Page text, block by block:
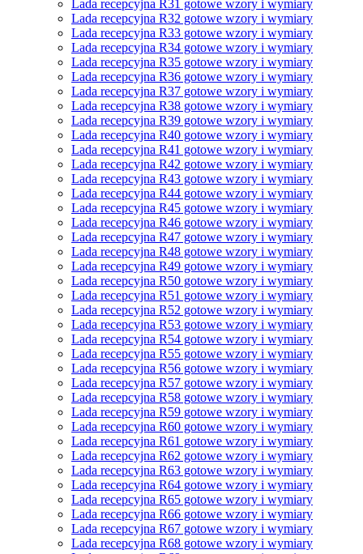
Lada recepcyjna R31 gotowe wzory i wymiary
Lada recepcyjna R32 gotowe wzory i wymiary
Lada recepcyjna R33 gotowe wzory i wymiary
Lada recepcyjna R34 gotowe wzory i wymiary
Lada recepcyjna R35 gotowe wzory i wymiary
Lada recepcyjna R36 gotowe wzory i wymiary
Lada recepcyjna R37 gotowe wzory i wymiary
Lada recepcyjna R38 gotowe wzory i wymiary
Lada recepcyjna R39 gotowe wzory i wymiary
Lada recepcyjna R40 gotowe wzory i wymiary
Lada recepcyjna R41 gotowe wzory i wymiary
Lada recepcyjna R42 gotowe wzory i wymiary
Lada recepcyjna R43 gotowe wzory i wymiary
Lada recepcyjna R44 gotowe wzory i wymiary
Lada recepcyjna R45 gotowe wzory i wymiary
Lada recepcyjna R46 gotowe wzory i wymiary
Lada recepcyjna R47 gotowe wzory i wymiary
Lada recepcyjna R48 gotowe wzory i wymiary
Lada recepcyjna R49 gotowe wzory i wymiary
Lada recepcyjna R50 gotowe wzory i wymiary
Lada recepcyjna R51 gotowe wzory i wymiary
Lada recepcyjna R52 gotowe wzory i wymiary
Lada recepcyjna R53 gotowe wzory i wymiary
Lada recepcyjna R54 gotowe wzory i wymiary
Lada recepcyjna R55 gotowe wzory i wymiary
Lada recepcyjna R56 gotowe wzory i wymiary
Lada recepcyjna R57 gotowe wzory i wymiary
Lada recepcyjna R58 gotowe wzory i wymiary
Lada recepcyjna R59 gotowe wzory i wymiary
Lada recepcyjna R60 gotowe wzory i wymiary
Lada recepcyjna R61 gotowe wzory i wymiary
Lada recepcyjna R62 gotowe wzory i wymiary
Lada recepcyjna R63 gotowe wzory i wymiary
Lada recepcyjna R64 gotowe wzory i wymiary
Lada recepcyjna R65 gotowe wzory i wymiary
Lada recepcyjna R66 gotowe wzory i wymiary
Lada recepcyjna R67 gotowe wzory i wymiary
Lada recepcyjna R68 gotowe wzory i wymiary